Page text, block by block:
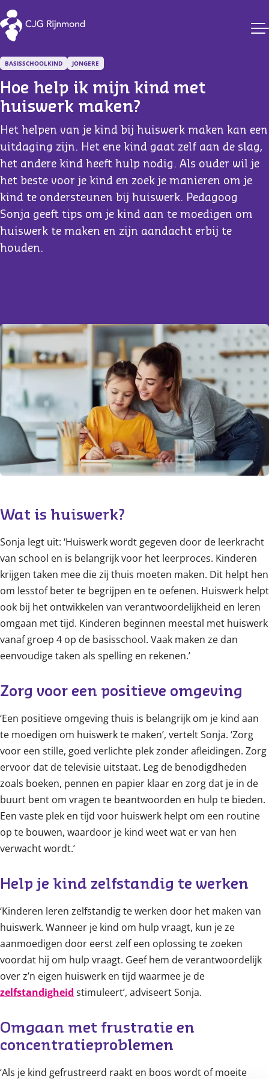
CJG Rijnmond
BASISSCHOOLKIND JONGERE
Hoe help ik mijn kind met
huiswerk maken?
Het helpen van je kind bij huiswerk maken kan een
uitdaging zijn. Het ene kind gaat zelf aan de slag,
het andere kind heeft hulp nodig. Als ouder wil je
het beste voor je kind en zoek je manieren om je
kind te ondersteunen bij huiswerk. Pedagoog
Sonja geeft tips om je kind aan te moedigen om
huiswerk te maken en zijn aandacht erbij te
houden.
Wat is huiswerk?
Sonja legt uit: ‘Huiswerk wordt gegeven door de leerkracht
van school en is belangrijk voor het leerproces. Kinderen
krijgen taken mee die zij thuis moeten maken. Dit helpt hen
om lesstof beter te begrijpen en te oefenen. Huiswerk helpt
ook bij het ontwikkelen van verantwoordelijkheid en leren
omgaan met tijd. Kinderen beginnen meestal met huiswerk
vanaf groep 4 op de basisschool. Vaak maken ze dan
eenvoudige taken als spelling en rekenen.’
Zorg voor een positieve omgeving
‘Een positieve omgeving thuis is belangrijk om je kind aan
te moedigen om huiswerk te maken’, vertelt Sonja. ‘Zorg
voor een stille, goed verlichte plek zonder afleidingen. Zorg
ervoor dat de televisie uitstaat. Leg de benodigdheden
zoals boeken, pennen en papier klaar en zorg dat je in de
buurt bent om vragen te beantwoorden en hulp te bieden.
Een vaste plek en tijd voor huiswerk helpt om een routine
op te bouwen, waardoor je kind weet wat er van hen
verwacht wordt.’
Help je kind zelfstandig te werken
‘Kinderen leren zelfstandig te werken door het maken van
huiswerk. Wanneer je kind om hulp vraagt, kun je ze
aanmoedigen door eerst zelf een oplossing te zoeken
voordat hij om hulp vraagt. Geef hem de verantwoordelijk
over z’n eigen huiswerk en tijd waarmee je de
zelfstandigheid stimuleert’, adviseert Sonja.
Omgaan met frustratie en
concentratieproblemen
‘Als je kind gefrustreerd raakt en boos wordt of moeite